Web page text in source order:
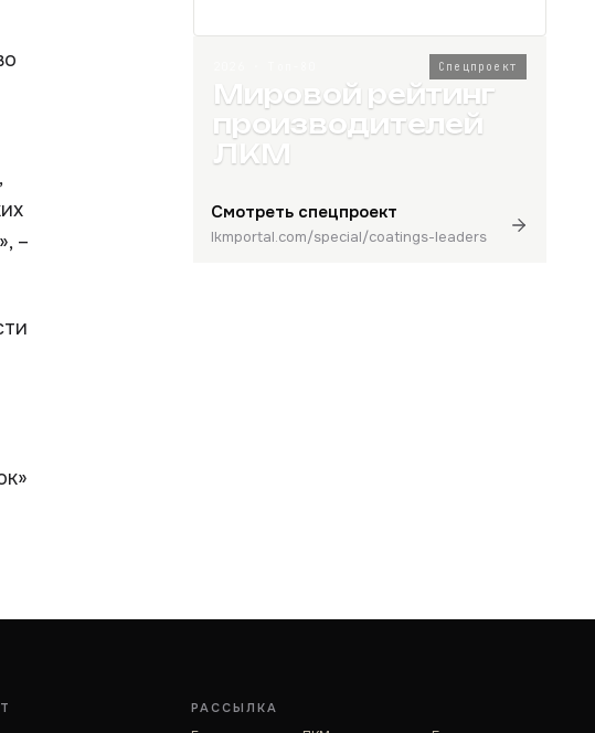
–
Спецпроект
Мировой рейтинг
производителей
ЛКМ
Смотреть спецпроект
lkmportal.com/special/coatings-leaders
РАССЫЛКА